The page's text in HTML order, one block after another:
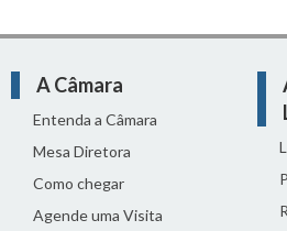
A Câmara
Entenda a Câmara
Mesa Diretora
Como chegar
Agende uma Visita